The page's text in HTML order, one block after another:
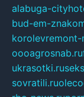
alabuga-
bud-em-
korolevremont-
oooagrosnab.ru
ukrasotki.ru
sovratili.ru